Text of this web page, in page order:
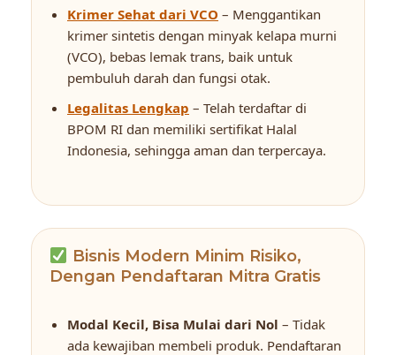
Krimer Sehat dari VCO – Menggantikan
krimer sintetis dengan minyak kelapa murni
(VCO), bebas lemak trans, baik untuk
pembuluh darah dan fungsi otak.
Legalitas Lengkap – Telah terdaftar di
BPOM RI dan memiliki sertifikat Halal
Indonesia, sehingga aman dan terpercaya.
Bisnis Modern Minim Risiko,
Dengan Pendaftaran Mitra Gratis
Modal Kecil, Bisa Mulai dari Nol – Tidak
ada kewajiban membeli produk. Pendaftaran